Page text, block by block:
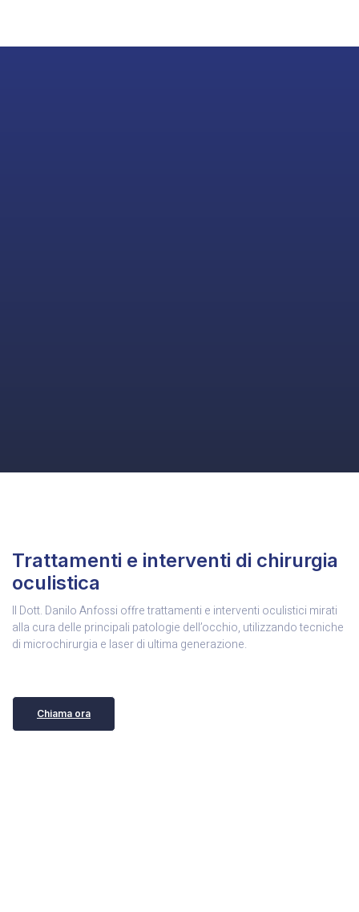
Trattamenti e interventi di chirurgia
oculistica
Il Dott. Danilo Anfossi offre trattamenti e interventi oculistici mirati
alla cura delle principali patologie dell’occhio, utilizzando tecniche
di microchirurgia e laser di ultima generazione.
Chiama ora